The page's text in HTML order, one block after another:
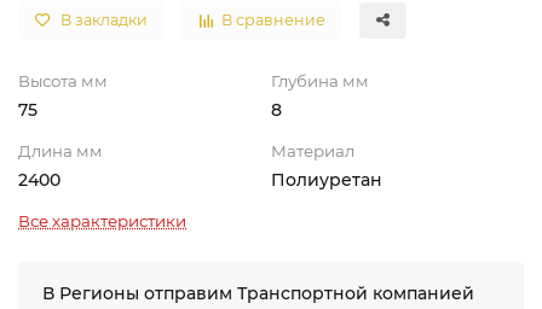
В закладки В сравнение
Высота мм
75
Глубина мм
8
Длина мм
2400
Материал
Полиуретан
Все характеристики
В Регионы отправим Транспортной компанией